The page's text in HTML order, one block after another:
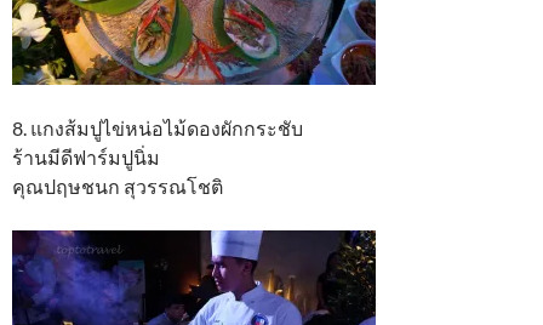
8. แกงส้มปูไข่หน่อไม้ดองผักกระชับ
ร้านมีดีฟาร์มปูนิ่ม
คุณปฤษชนก สุวรรณโชติ